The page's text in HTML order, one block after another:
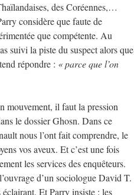
des Coréennes,…
considère que faute de
que compétente. Au
suivi la piste du suspect alors que
répondre : « parce que l’on
mouvement, il faut la pression
le dossier Ghosn. Dans ce
nous l’ont fait comprendre, le
vos aveux. Et c’est une fois
les services des enquêteurs.
d’un sociologue David T.
éclairant. Et Parry insiste : les